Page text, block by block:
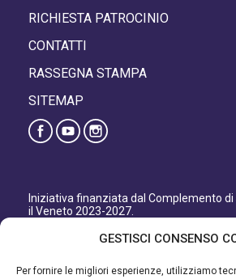
GESTISCI CONSENSO
Per fornire le migliori esperienze, utilizziamo
RICHIESTA PATROCINIO
CONTATTI
RASSEGNA STAMPA
SITEMAP
Iniziativa finanziata dal Complemento
il Veneto 2023-2027.
Organismo responsabile
Autorità di Gestione regionale: Regione
Direzione AdG FEASR Bonifica e